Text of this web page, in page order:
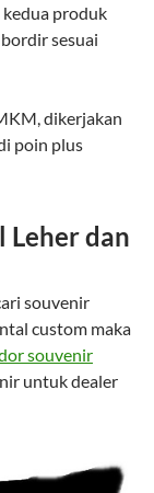
kedua produk
sesuai
dikerjakan
poin plus
Leher dan
souvenir
custom maka
souvenir
untuk dealer